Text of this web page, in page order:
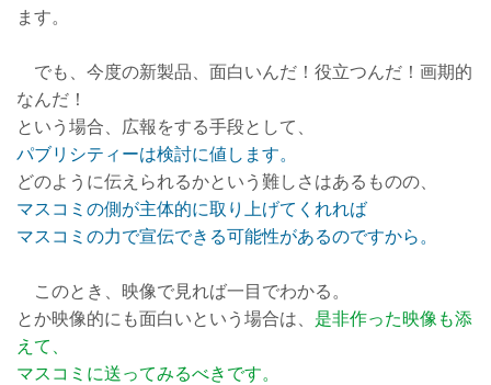
ます。
でも、今度の新製品、面白いんだ！役立つんだ！画期的
なんだ！
という場合、広報をする手段として、
パブリシティーは検討に値します。
どのように伝えられるかという難しさはあるものの、
マスコミの側が主体的に取り上げてくれれば
マスコミの力で宣伝できる可能性があるのですから。
このとき、映像で見れば一目でわかる。
とか映像的にも面白いという場合は、 是非作った映像も添
えて、
マスコミに送ってみるべきです。